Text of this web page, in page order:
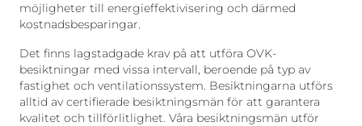
möjligheter till energieffektivisering och därmed
kostnadsbesparingar.
Det finns lagstadgade krav på att utföra OVK-
besiktningar med vissa intervall, beroende på typ av
fastighet och ventilationssystem. Besiktningarna utförs
alltid av certifierade besiktningsmän för att garantera
kvalitet och tillförlitlighet. Våra besiktningsmän utför